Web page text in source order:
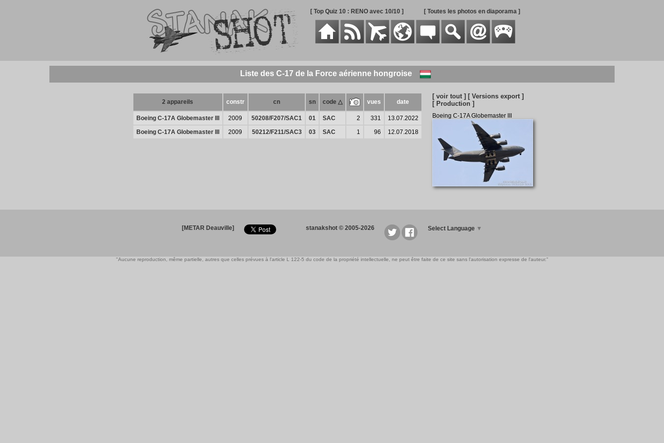
[ Top Quiz 10 : RENO avec 10/10 ] [ Toutes les photos en diaporama ]
Liste des C-17 de la Force aérienne hongroise
2 appareils constr cn sn code △ vues date
Boeing C-17A Globemaster III 2009 50208/F207/SAC1 01 SAC 2 331
13.07.2022
Boeing C-17A Globemaster III
2009 50212/F211/SAC3 03 SAC 1 96 12.07.2018
[ voir tout ] [ Versions export ]
[ Production ]
Boeing C-17A Globemaster III
[METAR Deauville] stanakshot © 2005-2026 Select Language ▼
"Aucune reproduction, même partielle, autres que celles prévues à l'article L 122-5 du code de la propriété intellectuelle, ne peut être faite de ce site sans l'autorisation expresse de l'auteur."